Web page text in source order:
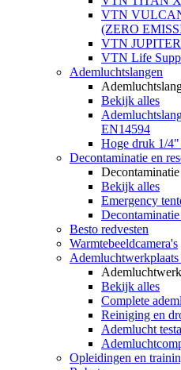
VTN VULCAN
(ZERO
VTN
VTN Life
Ademluchtslangen
Bekijk alles
EN14594
Hoge druk 1/4"
Decontaminatie en
Decontaminatie
Bekijk alles
Emergency
Besto redvesten
Warmtebeeldcamera's
Bekijk alles
Complete
Reiniging en
Ademlucht
Opleidingen en